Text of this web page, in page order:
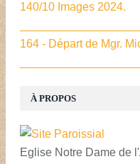
À PROPOS
Eglise Notre Dame de
140/10 Images 2024.
164 - Départ de Mgr.